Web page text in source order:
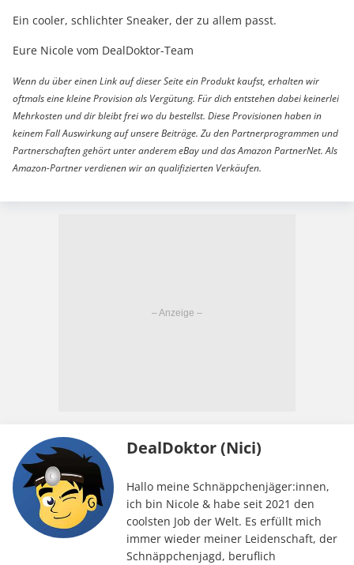
Ein cooler, schlichter Sneaker, der zu allem passt.
Eure Nicole vom DealDoktor-Team
Wenn du über einen Link auf dieser Seite ein Produkt kaufst, erhalten wir
oftmals eine kleine Provision als Vergütung. Für dich entstehen dabei keinerlei
Mehrkosten und dir bleibt frei wo du bestellst. Diese Provisionen haben in
keinem Fall Auswirkung auf unsere Beiträge. Zu den Partnerprogrammen und
Partnerschaften gehört unter anderem eBay und das Amazon PartnerNet. Als
Amazon-Partner verdienen wir an qualifizierten Verkäufen.
DealDoktor (Nici)
Hallo meine Schnäppchenjäger:innen,
ich bin Nicole & habe seit 2021 den
coolsten Job der Welt. Es erfüllt mich
immer wieder meiner Leidenschaft, der
Schnäppchenjagd, beruflich